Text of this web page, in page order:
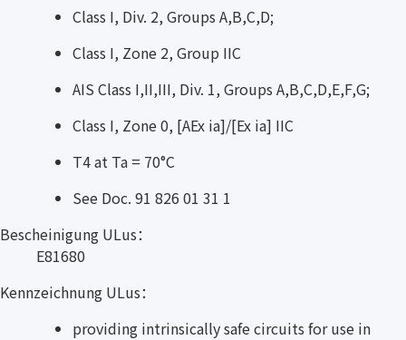
Class I, Div. 2, Groups A,B,C,D;
Class I, Zone 2, Group IIC
AIS Class I,II,III, Div. 1, Groups A,B,C,D,E,F,G;
Class I, Zone 0, [AEx ia]/[Ex ia] IIC
T4 at Ta = 70°C
See Doc. 91 826 01 31 1
Bescheinigung ULus：
E81680
Kennzeichnung ULus：
providing intrinsically safe circuits for use in